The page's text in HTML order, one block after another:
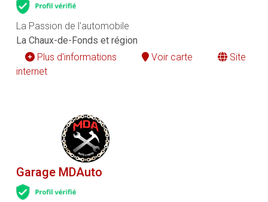
La Passion de l'automobile
La Chaux-de-Fonds et région
Plus d'informations
Voir carte
Site
internet
Garage MDAuto